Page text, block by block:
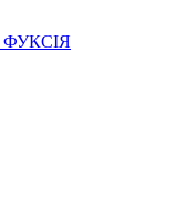
ФУКСІЯ